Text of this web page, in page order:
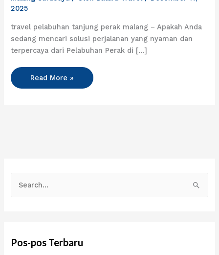
2025
travel pelabuhan tanjung perak malang – Apakah Anda
sedang mencari solusi perjalanan yang nyaman dan
terpercaya dari Pelabuhan Perak di […]
Read More »
u
Pos-pos Terbaru